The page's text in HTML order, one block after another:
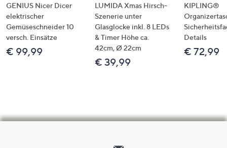
GENIUS Nicer Dicer
elektrischer
Gemüseschneider 10
versch. Einsätze
€ 99,99
LUMIDA Xmas Hirsch-
Szenerie unter
Glasglocke inkl. 8 LEDs
& Timer Höhe ca.
42cm, Ø 22cm
€ 39,99
KIPLING®
Details
€ 72,99